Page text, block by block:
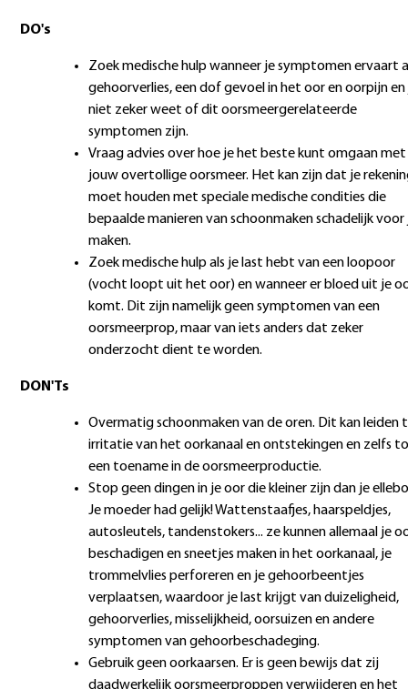
DO's
Zoek medische hulp wanneer je symptomen ervaart
gehoorverlies, een dof gevoel in het oor en oorpijn en
niet zeker weet of dit oorsmeergerelateerde
symptomen zijn.
Vraag advies over hoe je het beste kunt omgaan met
jouw overtollige oorsmeer. Het kan zijn dat je
moet houden met speciale medische condities die
bepaalde manieren van schoonmaken schadelijk voor
maken.
Zoek medische hulp als je last hebt van een loopoor
(vocht loopt uit het oor) en wanneer er bloed uit je
komt. Dit zijn namelijk geen symptomen van een
oorsmeerprop, maar van iets anders dat zeker
onderzocht dient te worden.
DON'Ts
Overmatig schoonmaken van de oren. Dit kan leiden
irritatie van het oorkanaal en ontstekingen en zelfs
een toename in de oorsmeerproductie.
Stop geen dingen in je oor die kleiner zijn dan je
Je moeder had gelijk! Wattenstaafjes, haarspeldjes,
autosleutels, tandenstokers... ze kunnen allemaal je
beschadigen en sneetjes maken in het oorkanaal, je
trommelvlies perforeren en je gehoorbeentjes
verplaatsen, waardoor je last krijgt van duizeligheid,
gehoorverlies, misselijkheid, oorsuizen en andere
symptomen van gehoorbeschadeging.
Gebruik geen oorkaarsen. Er is geen bewijs dat zij
daadwerkelijk oorsmeerproppen verwijderen en het